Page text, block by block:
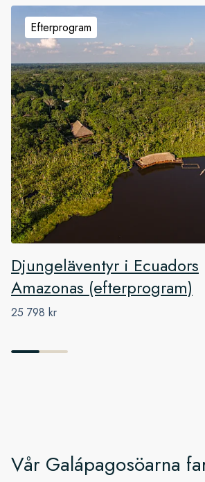
Efterprogram
Djungeläventyr i Ecuadors
Amazonas (efterprogram)
25 798 kr
Vår Galápagosöarna